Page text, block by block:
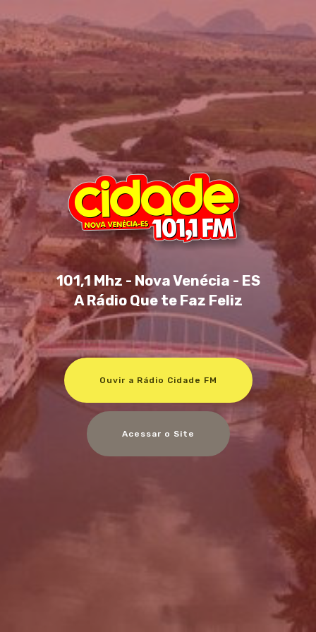
101,1 Mhz - Nova Venécia - ES
A Rádio Que te Faz Feliz
Ouvir a Rádio Cidade FM
Acessar o Site